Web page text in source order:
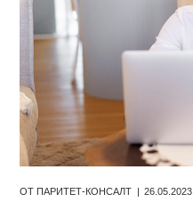
ОТПАРИТЕТ-КОНСАЛТ 26.05.2023